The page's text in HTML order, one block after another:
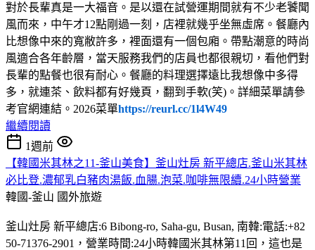
對於長輩真是一大福音。是以還在試營運期間就有不少老饕聞
風而來，中午才12點剛過一刻，店裡就幾乎坐無虛席。餐廳內
比想像中來的寬敝許多，裡面還有一個包廂。帶點潮意的時尚
風適合各年齡層，當天服務我們的店員也都很親切，看他們對
長輩的點餐也很有耐心。餐廳的料理選擇遠比我想像中多得
多，就連茶、飲料都有好幾頁，翻到手軟(笑)。詳細菜單請參
考官網連結。2026菜單https://reurl.cc/1l4W49
繼續閱讀
1週前
【韓國米其林之11-釜山美食】釜山灶房 新平總店.釜山米其林
必比登.濃郁乳白豬肉湯飯.血腸.泡菜.咖啡無限續.24小時營業
韓國-釜山 國外旅遊
釜山灶房 新平總店:6 Bibong-ro, Saha-gu, Busan, 南韓:電話:+82
50-71376-2901，營業時間:24小時韓國米其林第11回，這也是